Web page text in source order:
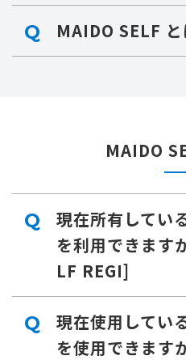
Q MAIDO SELF
MAIDO
Q
現在所有してい
を利用できます
LF REGI]
Q
現在使用してい
を使用できます